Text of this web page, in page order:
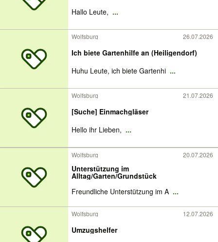
Hallo Leute, ...
Wolfsburg 26.07.2026
Ich biete Gartenhilfe an (Heiligendorf)
Huhu Leute, ich biete Gartenhi ...
Wolfsburg 21.07.2026
[Suche] Einmachgläser
Hello ihr Lieben, ...
Wolfsburg 20.07.2026
Unterstützung im
Alltag/Garten/Grundstück
Freundliche Unterstützung im A ...
Wolfsburg 12.07.2026
Umzugshelfer